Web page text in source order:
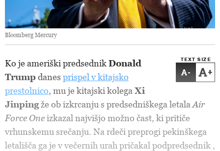
Bloomberg Mercury
TEXT SIZE
- +
Ko je ameriški predsednikDonald
Trumpdanes prispel v kitajsko
prestolnico, mu je kitajski kolega Xi
Jinpingže ob izkrcanju s predsedniškega letala Air
Force Oneizkazal najvišjo možno čast, ki pritiče
vrhunskemu srečanju. Na rdeči preprogi pekinškega
letališča ga je v večernih urah pričakal podpredsednik ,